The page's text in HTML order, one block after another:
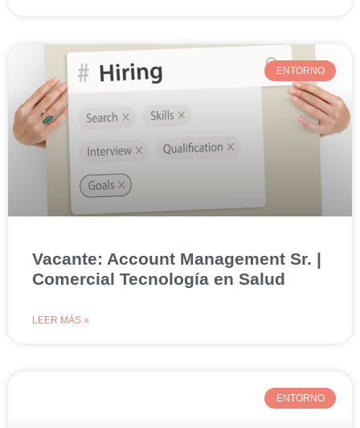
ENTORNO
Vacante: Account Management Sr. |
Comercial Tecnología en Salud
LEER MÁS »
ENTORNO